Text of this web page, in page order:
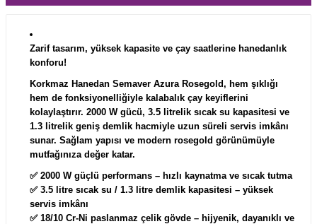
Zarif tasarım, yüksek kapasite ve çay saatlerine hanedanlık
konforu!
Korkmaz Hanedan Semaver Azura Rosegold, hem şıklığı
hem de fonksiyonelliğiyle kalabalık çay keyiflerini
kolaylaştırır. 2000 W gücü, 3.5 litrelik sıcak su kapasitesi ve
1.3 litrelik geniş demlik hacmiyle uzun süreli servis imkânı
sunar. Sağlam yapısı ve modern rosegold görünümüyle
mutfağınıza değer katar.
✅ 2000 W güçlü performans – hızlı kaynatma ve sıcak tutma
✅ 3.5 litre sıcak su / 1.3 litre demlik kapasitesi – yüksek
servis imkânı
✅ 18/10 Cr-Ni paslanmaz çelik gövde – hijyenik, dayanıklı ve